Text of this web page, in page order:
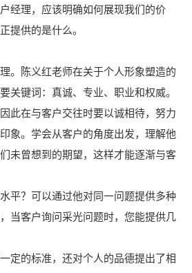
经理，应该明确如何展现我们的价
提供的是什么。
。陈义红老师在关于个人形象塑造的
关键词：真诚、专业、职业和权威。
此在与客户交往时要以诚相待，努力
象。学会从客户的角度出发，理解他
未曾想到的期望，这样才能逐渐与客
平？可以通过他对同一问题提供多种
当客户询问采光问题时，您能提供几
定的标准，还对个人的品德提出了相